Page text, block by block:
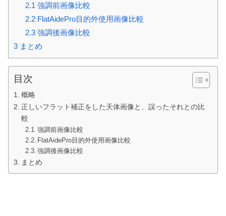
2.1 強調前画像比較
2.2FlatAidePro目的外使用画像比較
2.3強調後画像比較
3 まとめ
目次
概略
正しいフラット補正をした天体画像と、誤ったそれとの比
較
強調前画像比較
FlatAidePro目的外使用画像比較
強調後画像比較
まとめ